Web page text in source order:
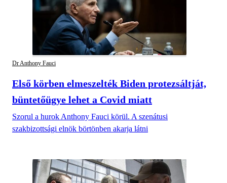
Dr Anthony Fauci
Első körben elmeszelték Biden protezsáltját,
büntetőügye lehet a Covid miatt
Szorul a hurok Anthony Fauci körül. A szenátusi
szakbizottsági elnök börtönben akarja látni